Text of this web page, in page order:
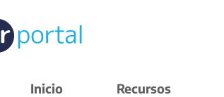
Inicio Recursos